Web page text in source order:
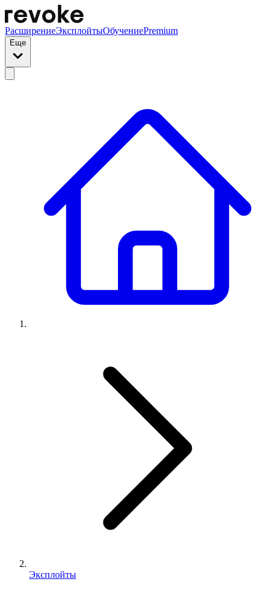
РасширениеЭксплойтыОбучениеPremium
Еще
Эксплойты